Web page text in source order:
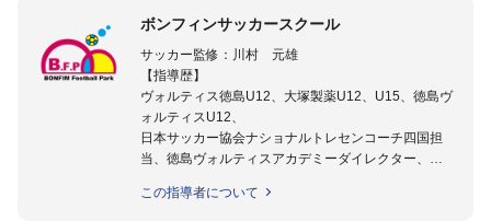
ボンフィンサッカースクール
サッカー監修：川村 元雄
【指導歴】
ヴォルティス徳島U12、大塚製薬U12、U15、徳島ヴ
ォルティスU12、
日本サッカー協会ナショナルトレセンコーチ四国担
当、徳島ヴォルティスアカデミーダイレクター、
日本サッカー協会公認B級養成講習会インストラクタ
この指導者について